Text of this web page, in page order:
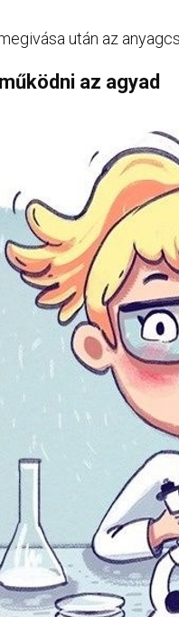
után az
az agyad